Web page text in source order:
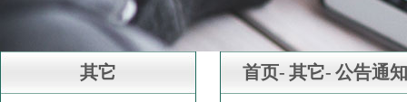
其它 首页- 其它- 公告通知